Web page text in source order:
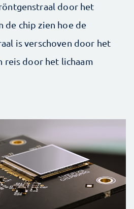
door het
de chip zien hoe de
is verschoven door het
reis door het lichaam